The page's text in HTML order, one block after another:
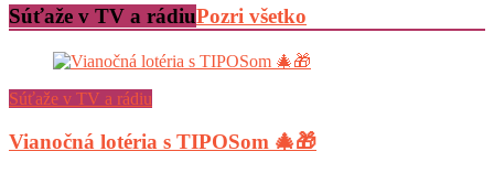
Súťaže v TV a rádiuPozri všetko
Súťaže v TV a rádiu
Vianočná lotéria s TIPOSom 🎄🎁